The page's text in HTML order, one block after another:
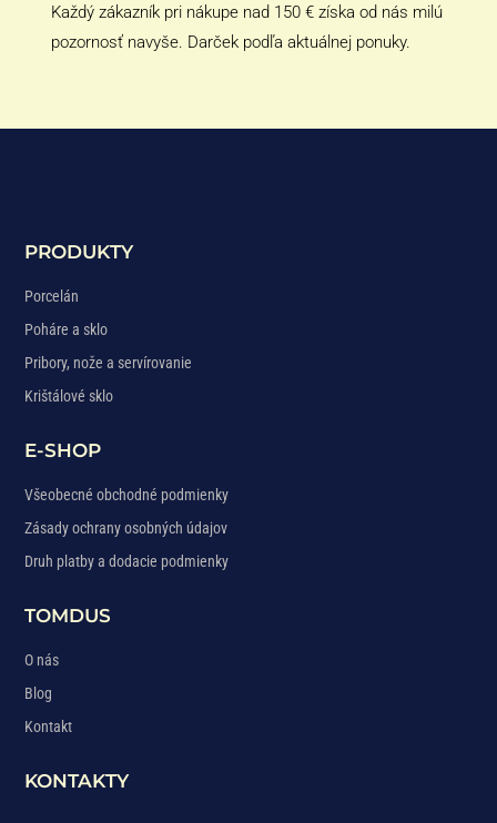
Každý zákazník pri nákupe nad 150 € získa od nás milú
pozornosť navyše. Darček podľa aktuálnej ponuky.
PRODUKTY
Porcelán
Poháre a sklo
Pribory, nože a servírovanie
Krištálové sklo
E-SHOP
Všeobecné obchodné podmienky
Zásady ochrany osobných údajov
Druh platby a dodacie podmienky
TOMDUS
O nás
Blog
Kontakt
KONTAKTY